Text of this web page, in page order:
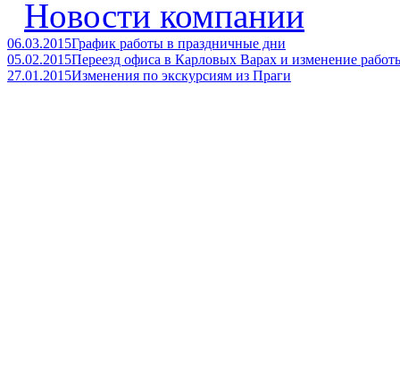
Новости компании
06.03.2015График работы в праздничные дни
05.02.2015Переезд офиса в Карловых Варах и изменение
27.01.2015Изменения по экскурсиям из Праги